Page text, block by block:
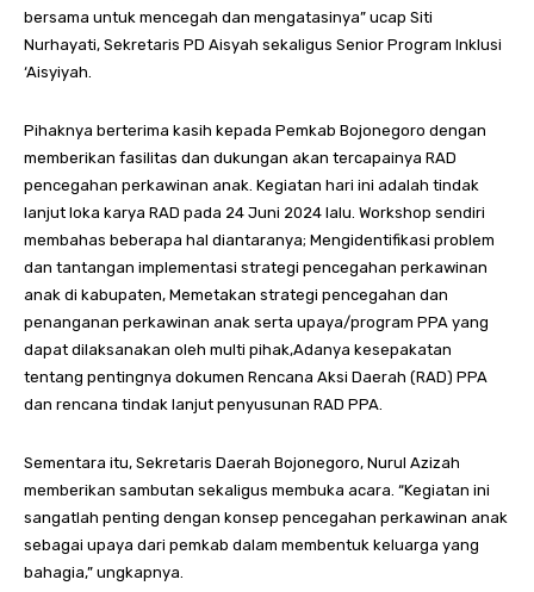
bersama untuk mencegah dan mengatasinya” ucap Siti
Nurhayati, Sekretaris PD Aisyah sekaligus Senior Program Inklusi
‘Aisyiyah.
Pihaknya berterima kasih kepada Pemkab Bojonegoro dengan
memberikan fasilitas dan dukungan akan tercapainya RAD
pencegahan perkawinan anak. Kegiatan hari ini adalah tindak
lanjut loka karya RAD pada 24 Juni 2024 lalu. Workshop sendiri
membahas beberapa hal diantaranya; Mengidentifikasi problem
dan tantangan implementasi strategi pencegahan perkawinan
anak di kabupaten, Memetakan strategi pencegahan dan
penanganan perkawinan anak serta upaya/program PPA yang
dapat dilaksanakan oleh multi pihak,Adanya kesepakatan
tentang pentingnya dokumen Rencana Aksi Daerah (RAD) PPA
dan rencana tindak lanjut penyusunan RAD PPA.
Sementara itu, Sekretaris Daerah Bojonegoro, Nurul Azizah
memberikan sambutan sekaligus membuka acara. “Kegiatan ini
sangatlah penting dengan konsep pencegahan perkawinan anak
sebagai upaya dari pemkab dalam membentuk keluarga yang
bahagia,” ungkapnya.